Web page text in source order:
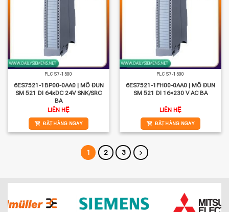
PLC S7-1500
6ES7521-1BP00-0AA0 | MÔ ĐUN
SM 521 DI 64xDC 24V SNK/SRC
BA
LIÊN HỆ
ĐẶT HÀNG NGAY
PLC S7-1500
6ES7521-1FH00-0AA0 | MÔ ĐUN
SM 521 DI 16×230 V AC BA
LIÊN HỆ
ĐẶT HÀNG NGAY
1 2 3